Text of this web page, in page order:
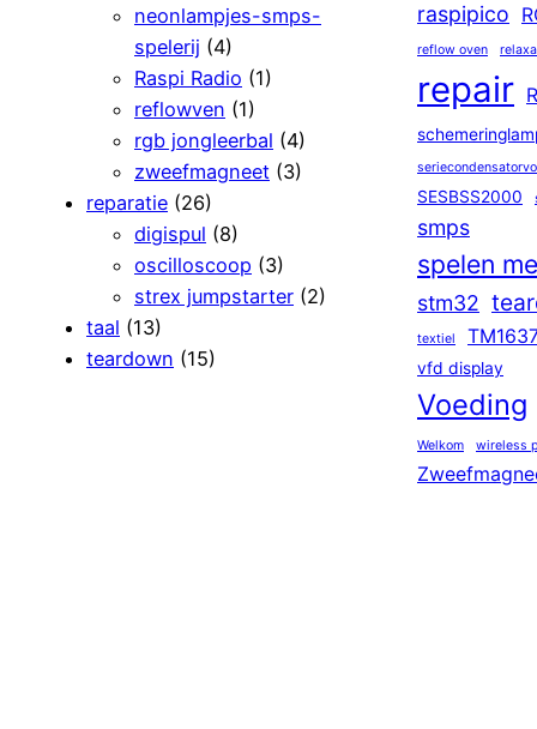
neonlampjes-smps-
spelerij (4)
Raspi Radio (1)
reflowven (1)
rgb jongleerbal (4)
zweefmagneet (3)
reparatie (26)
digispul (8)
oscilloscoop (3)
strex jumpstarter (2)
taal (13)
teardown (15)
raspipico
reflow oven
repair
SESBSS2000
smps
spelen
stm32
textiel
vfd display
Voeding
Welkom wireless